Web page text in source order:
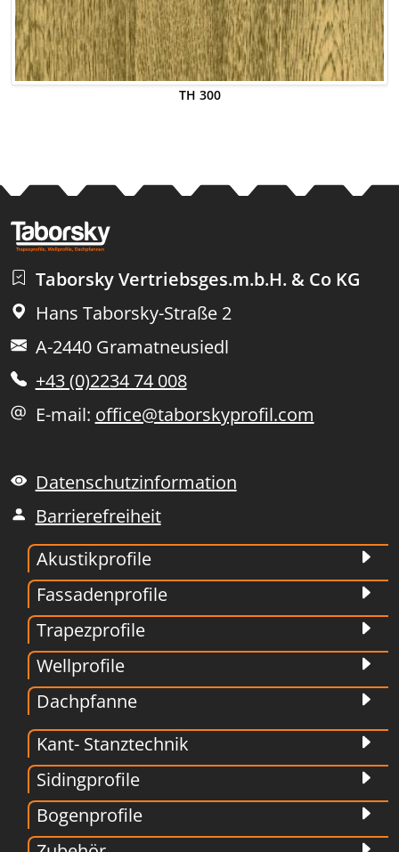
TH 300
Taborsky Vertriebsges.m.b.H. & Co KG
Hans Taborsky-Straße 2
A-2440 Gramatneusiedl
+43 (0)2234 74 008
E-mail: office@taborskyprofil.com
Datenschutzinformation
Barrierefreiheit
Akustikprofile
Fassadenprofile
Trapezprofile
Wellprofile
Dachpfanne
Kant- Stanztechnik
Sidingprofile
Bogenprofile